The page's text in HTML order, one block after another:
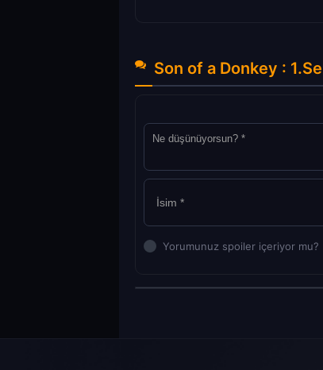
Son of a Donkey :
Yorumunuz spoiler içeriyor mu?